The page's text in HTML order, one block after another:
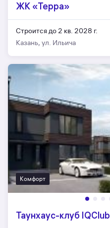
ЖК «Терра»
Строится до 2 кв. 2028 г.
Казань, ул. Ильича
Комфорт
Таунхаус-клуб IQClub